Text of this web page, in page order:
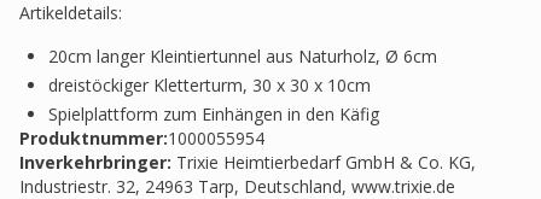
Artikeldetails:
20cm langer Kleintiertunnel aus Naturholz, Ø 6cm
dreistöckiger Kletterturm, 30 x 30 x 10cm
Spielplattform zum Einhängen in den Käfig
Produktnummer:1000055954
Inverkehrbringer: Trixie Heimtierbedarf GmbH & Co. KG,
Industriestr. 32, 24963 Tarp, Deutschland, www.trixie.de